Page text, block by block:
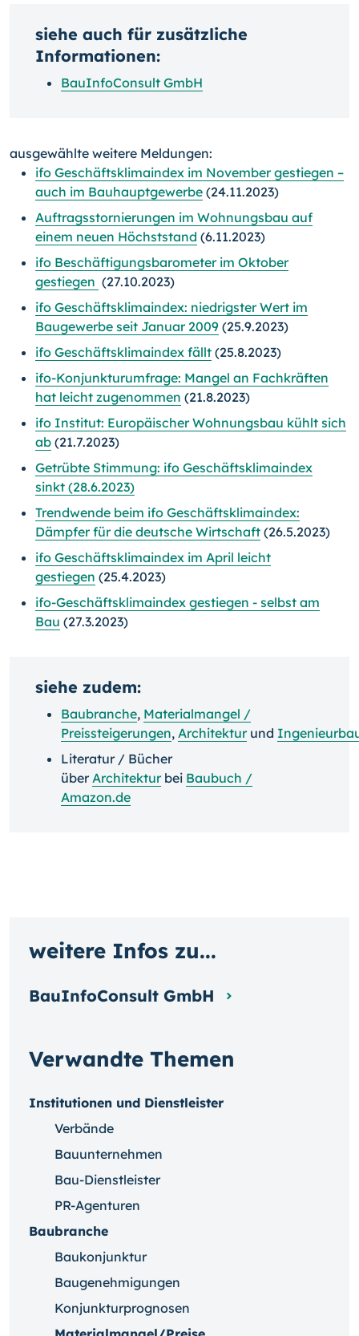
siehe auch für zusätzliche
Informationen:
BauInfoConsult GmbH
ausgewählte weitere Meldungen:
ifo Geschäftsklimaindex im November gestiegen –
auch im Bauhauptgewerbe (24.11.2023)
Auftragsstornierungen im Wohnungsbau auf
einem neuen Höchststand (6.11.2023)
ifo Beschäftigungsbarometer im Oktober
gestiegen (27.10.2023)
ifo Geschäftsklimaindex: niedrigster Wert im
Baugewerbe seit Januar 2009 (25.9.2023)
ifo Geschäftsklimaindex fällt (25.8.2023)
ifo-Konjunkturumfrage: Mangel an Fachkräften
hat leicht zugenommen (21.8.2023)
ifo Institut: Europäischer Wohnungsbau kühlt sich
ab (21.7.2023)
Getrübte Stimmung: ifo Geschäftsklimaindex
sinkt (28.6.2023)
Trendwende beim ifo Geschäftsklimaindex:
Dämpfer für die deutsche Wirtschaft (26.5.2023)
ifo Geschäftsklimaindex im April leicht
gestiegen (25.4.2023)
ifo-Geschäftsklimaindex gestiegen - selbst am
Bau (27.3.2023)
siehe zudem:
Baubranche, Materialmangel /
Preissteigerungen, Architekturund
Literatur / Bücher
überArchitekturbei Baubuch /
Amazon.de
Verwandte Themen
Institutionen und Dienstleister
Verbände
Bauunternehmen
Bau-Dienstleister
PR-Agenturen
Baubranche
Baukonjunktur
Baugenehmigungen
Konjunkturprognosen
weitere Infos zu...
BauInfoConsult GmbH